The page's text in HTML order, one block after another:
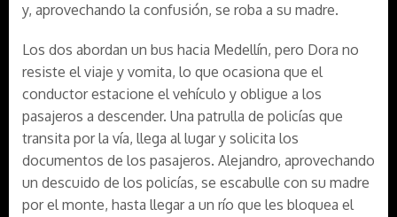
y, aprovechando la confusión, se roba a su madre.
Los dos abordan un bus hacia Medellín, pero Dora no
resiste el viaje y vomita, lo que ocasiona que el
conductor estacione el vehículo y obligue a los
pasajeros a descender. Una patrulla de policías que
transita por la vía, llega al lugar y solicita los
documentos de los pasajeros. Alejandro, aprovechando
un descuido de los policías, se escabulle con su madre
por el monte, hasta llegar a un río que les bloquea el